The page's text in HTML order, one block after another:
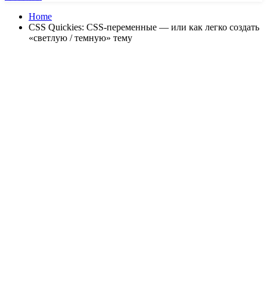
Home
CSS Quickies: CSS-переменные — или как легко создать
«светлую / темную» тему